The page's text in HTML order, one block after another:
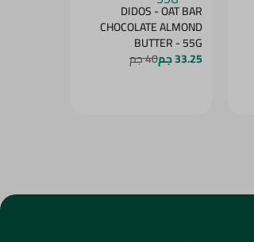
DIDOS - OAT BAR
CHOCOLATE ALMOND
BUTTER - 55G
33.25 جم 40 جم